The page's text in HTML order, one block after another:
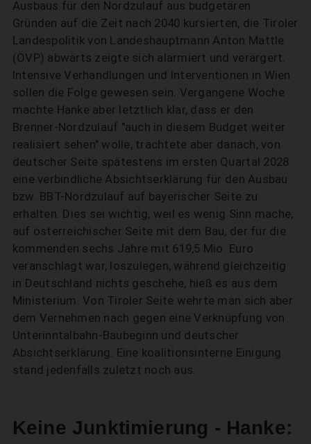
Ausbaus für den Nordzulauf aus budgetären
Gründen auf die Zeit nach 2040 kursierten, die Tiroler
Landespolitik von Landeshauptmann Anton Mattle
(ÖVP) abwärts zeigte sich alarmiert und verärgert.
Intensive Verhandlungen und Interventionen in Wien
sollen die Folge gewesen sein. Vergangene Woche
machte Hanke aber letztlich klar, dass er den
Brenner-Nordzulauf "auch in diesem Budget weiter
realisiert sehen" wolle, trachtete aber danach, von
deutscher Seite spätestens im ersten Quartal 2028
eine verbindliche Absichtserklärung für den Ausbau
bzw. BBT-Nordzulauf auf bayerischer Seite zu
erhalten. Dies sei wichtig, weil es wenig Sinn mache,
auf österreichischer Seite mit dem Bau, der für die
kommenden sechs Jahre mit 619,5 Mio. Euro
veranschlagt war, loszulegen, während gleichzeitig
in Deutschland nichts geschehe, hieß es aus dem
Ministerium. Von Tiroler Seite wehrte man sich aber
dem Vernehmen nach gegen eine Verknüpfung von
Unterinntalbahn-Baubeginn und deutscher
Absichtserklärung. Eine koalitionsinterne Einigung
stand jedenfalls zuletzt noch aus.
Keine Junktimierung - Hanke: